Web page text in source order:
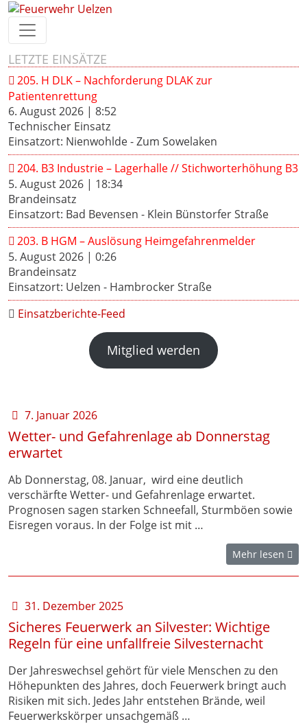
LETZTE EINSÄTZE
205. H DLK – Nachforderung DLAK zur
Patientenrettung
6. August 2026 | 8:52
Technischer Einsatz
Einsatzort: Nienwohlde - Zum Sowelaken
204. B3 Industrie – Lagerhalle // Stichworterhöhung B3
5. August 2026 | 18:34
Brandeinsatz
Einsatzort: Bad Bevensen - Klein Bünstorfer Straße
203. B HGM – Auslösung Heimgefahrenmelder
5. August 2026 | 0:26
Brandeinsatz
Einsatzort: Uelzen - Hambrocker Straße
Einsatzberichte-Feed
Mitglied werden
7. Januar 2026
Wetter- und Gefahrenlage ab Donnerstag
erwartet
Ab Donnerstag, 08. Januar, wird eine deutlich
verschärfte Wetter- und Gefahrenlage erwartet.
Prognosen sagen starken Schneefall, Sturmböen sowie
Eisregen voraus. In der Folge ist mit …
Mehr lesen
31. Dezember 2025
Sicheres Feuerwerk an Silvester: Wichtige
Regeln für eine unfallfreie Silvesternacht
Der Jahreswechsel gehört für viele Menschen zu den
Höhepunkten des Jahres, doch Feuerwerk bringt auch
Risiken mit sich. Jedes Jahr entstehen Brände, weil
Feuerwerkskörper unsachgemäß …